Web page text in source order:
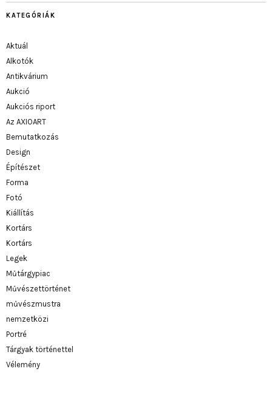
KATEGÓRIÁK
Aktuál
Alkotók
Antikvárium
Aukció
Aukciós riport
Az AXIOART
Bemutatkozás
Design
Építészet
Forma
Fotó
Kiállítás
Kortárs
Kortárs
Legek
Műtárgypiac
Művészettörténet
művészmustra
nemzetközi
Portré
Tárgyak történettel
Vélemény